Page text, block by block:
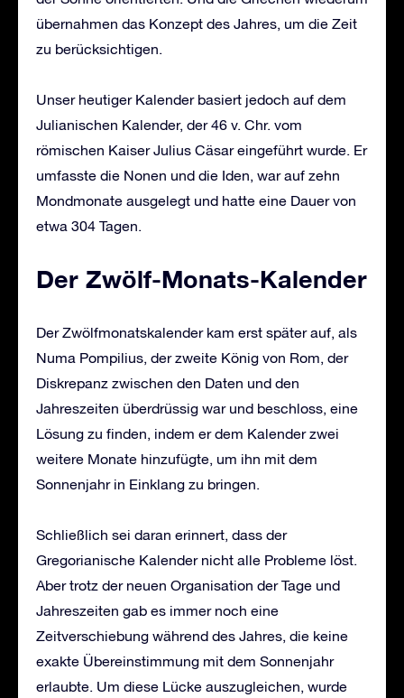
übernahmen das Konzept des Jahres, um die Zeit
zu berücksichtigen.
Unser heutiger Kalender basiert jedoch auf dem
Julianischen Kalender, der 46 v. Chr. vom
römischen Kaiser Julius Cäsar eingeführt wurde. Er
umfasste die Nonen und die Iden, war auf zehn
Mondmonate ausgelegt und hatte eine Dauer von
etwa 304 Tagen.
Der Zwölf-Monats-Kalender
Der Zwölfmonatskalender kam erst später auf, als
Numa Pompilius, der zweite König von Rom, der
Diskrepanz zwischen den Daten und den
Jahreszeiten überdrüssig war und beschloss, eine
Lösung zu finden, indem er dem Kalender zwei
weitere Monate hinzufügte, um ihn mit dem
Sonnenjahr in Einklang zu bringen.
Schließlich sei daran erinnert, dass der
Gregorianische Kalender nicht alle Probleme löst.
Aber trotz der neuen Organisation der Tage und
Jahreszeiten gab es immer noch eine
Zeitverschiebung während des Jahres, die keine
exakte Übereinstimmung mit dem Sonnenjahr
erlaubte. Um diese Lücke auszugleichen, wurde